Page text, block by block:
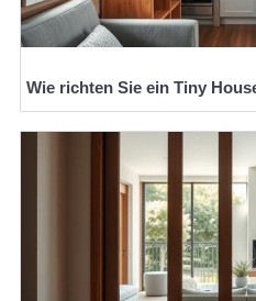
Wie richten Sie ein Tiny